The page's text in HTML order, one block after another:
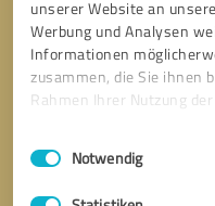
unserer Website an
Werbung und Analysen
Informationen
zusammen, die Sie ihnen
Rahmen Ihrer Nutzung
Impressum
Einwilligungsauswahl
Notwendig